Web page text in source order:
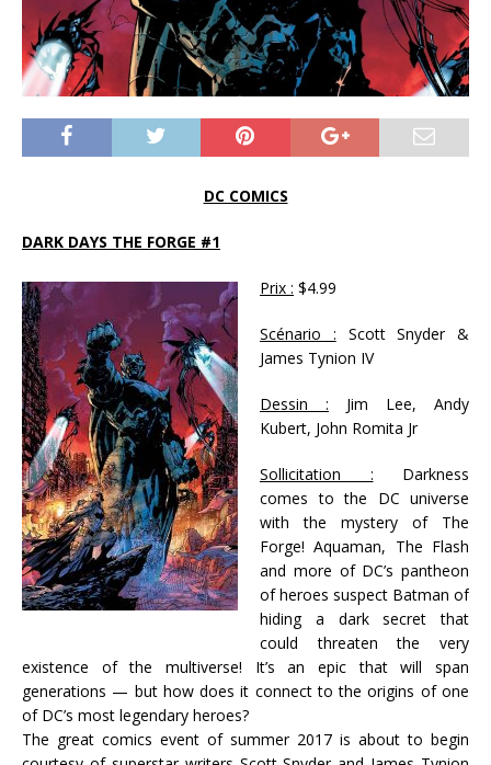
DC COMICS
DARK DAYS THE FORGE #1
Prix : $4.99
Scénario : Scott Snyder &
James Tynion IV
Dessin : Jim Lee, Andy
Kubert, John Romita Jr
Sollicitation : Darkness
comes to the DC universe
with the mystery of The
Forge! Aquaman, The Flash
and more of DC’s pantheon
of heroes suspect Batman of
hiding a dark secret that
could threaten the very
existence of the multiverse! It’s an epic that will span
generations — but how does it connect to the origins of one
of DC’s most legendary heroes?
The great comics event of summer 2017 is about to begin